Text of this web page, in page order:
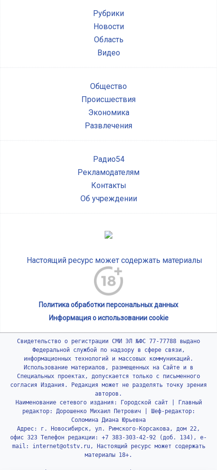
Рубрики
Новости
Область
Видео
Общество
Происшествия
Экономика
Развлечения
Радио54
Рекламодателям
Контакты
Об учреждении
Настоящий ресурс может содержать материалы
Политика обработки персональных данных
Информация о использовании cookie
Свидетельство о регистрации СМИ ЭЛ №ФС 77-77788 выдано
Федеральной службой по надзору в сфере связи,
информационных технологий и массовых коммуникаций.
Использование материалов, размещенных на Сайте и в
Специальных проектах, допускается только с письменного
согласия Издания. Редакция может не разделять точку зрения
авторов.
Наименование сетевого издания: Городской сайт | Главный
редактор: Дорошенко Михаил Петрович | Шеф-редактор:
Соломина Диана Юрьевна
Адрес: г. Новосибирск, ул. Римского-Корсакова, дом 22,
офис 323 Телефон редакции: +7 383-303-42-92 (доб. 134), e-
mail: internet@otstv.ru, Настоящий ресурс может содержать
материалы 18+.